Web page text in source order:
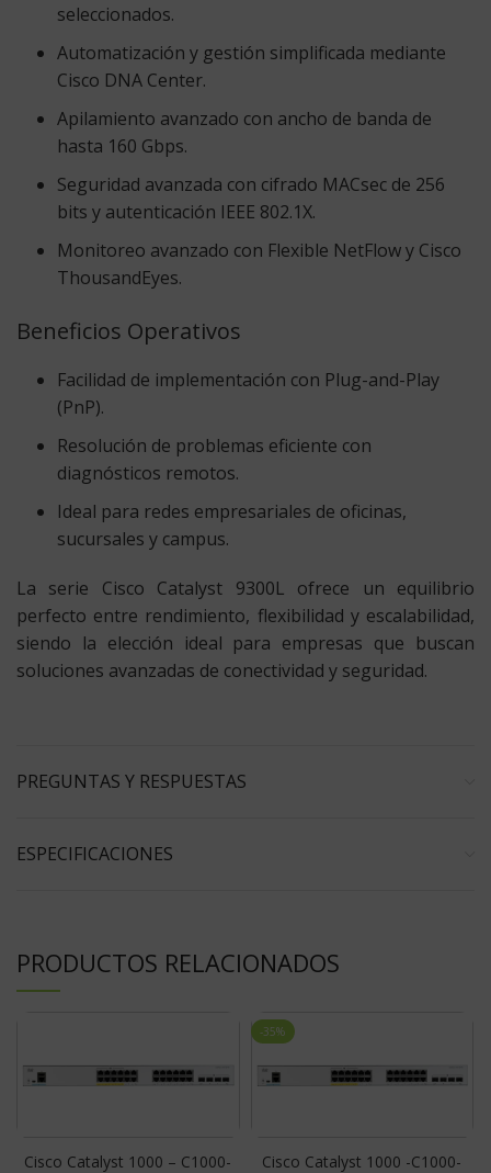
seleccionados.
Automatización y gestión simplificada mediante
Cisco DNA Center.
Apilamiento avanzado con ancho de banda de
hasta 160 Gbps.
Seguridad avanzada con cifrado MACsec de 256
bits y autenticación IEEE 802.1X.
Monitoreo avanzado con Flexible NetFlow y Cisco
ThousandEyes.
Beneficios Operativos
Facilidad de implementación con Plug-and-Play
(PnP).
Resolución de problemas eficiente con
diagnósticos remotos.
Ideal para redes empresariales de oficinas,
sucursales y campus.
La serie Cisco Catalyst 9300L ofrece un equilibrio
perfecto entre rendimiento, flexibilidad y escalabilidad,
siendo la elección ideal para empresas que buscan
soluciones avanzadas de conectividad y seguridad.
PREGUNTAS Y RESPUESTAS
ESPECIFICACIONES
PRODUCTOS RELACIONADOS
Cisco Catalyst 1000 – C1000-
-35%
Cisco Catalyst 1000 -C1000-